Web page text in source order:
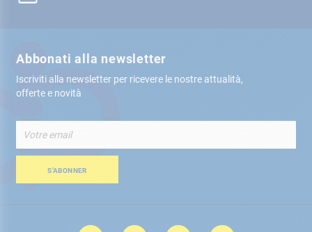
Abbonati alla newsletter
Iscriviti alla newsletter per ricevere le nostre attualità,
offerte e novità
alla
nostra
Newsletter:S’ABONNER